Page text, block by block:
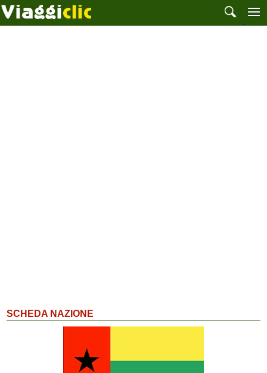
SCHEDA NAZIONE